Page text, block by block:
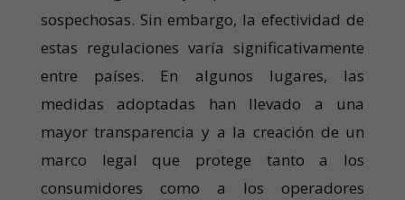
sospechosas. Sin embargo, la efectividad de
estas regulaciones varía significativamente
entre países. En algunos lugares, las
medidas adoptadas han llevado a una
mayor transparencia y a la creación de un
marco legal que protege tanto a los
consumidores como a los operadores